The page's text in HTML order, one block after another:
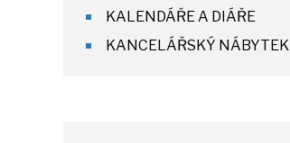
KALENDÁŘE A DIÁŘE
KANCELÁŘSKÝ NÁBYTEK